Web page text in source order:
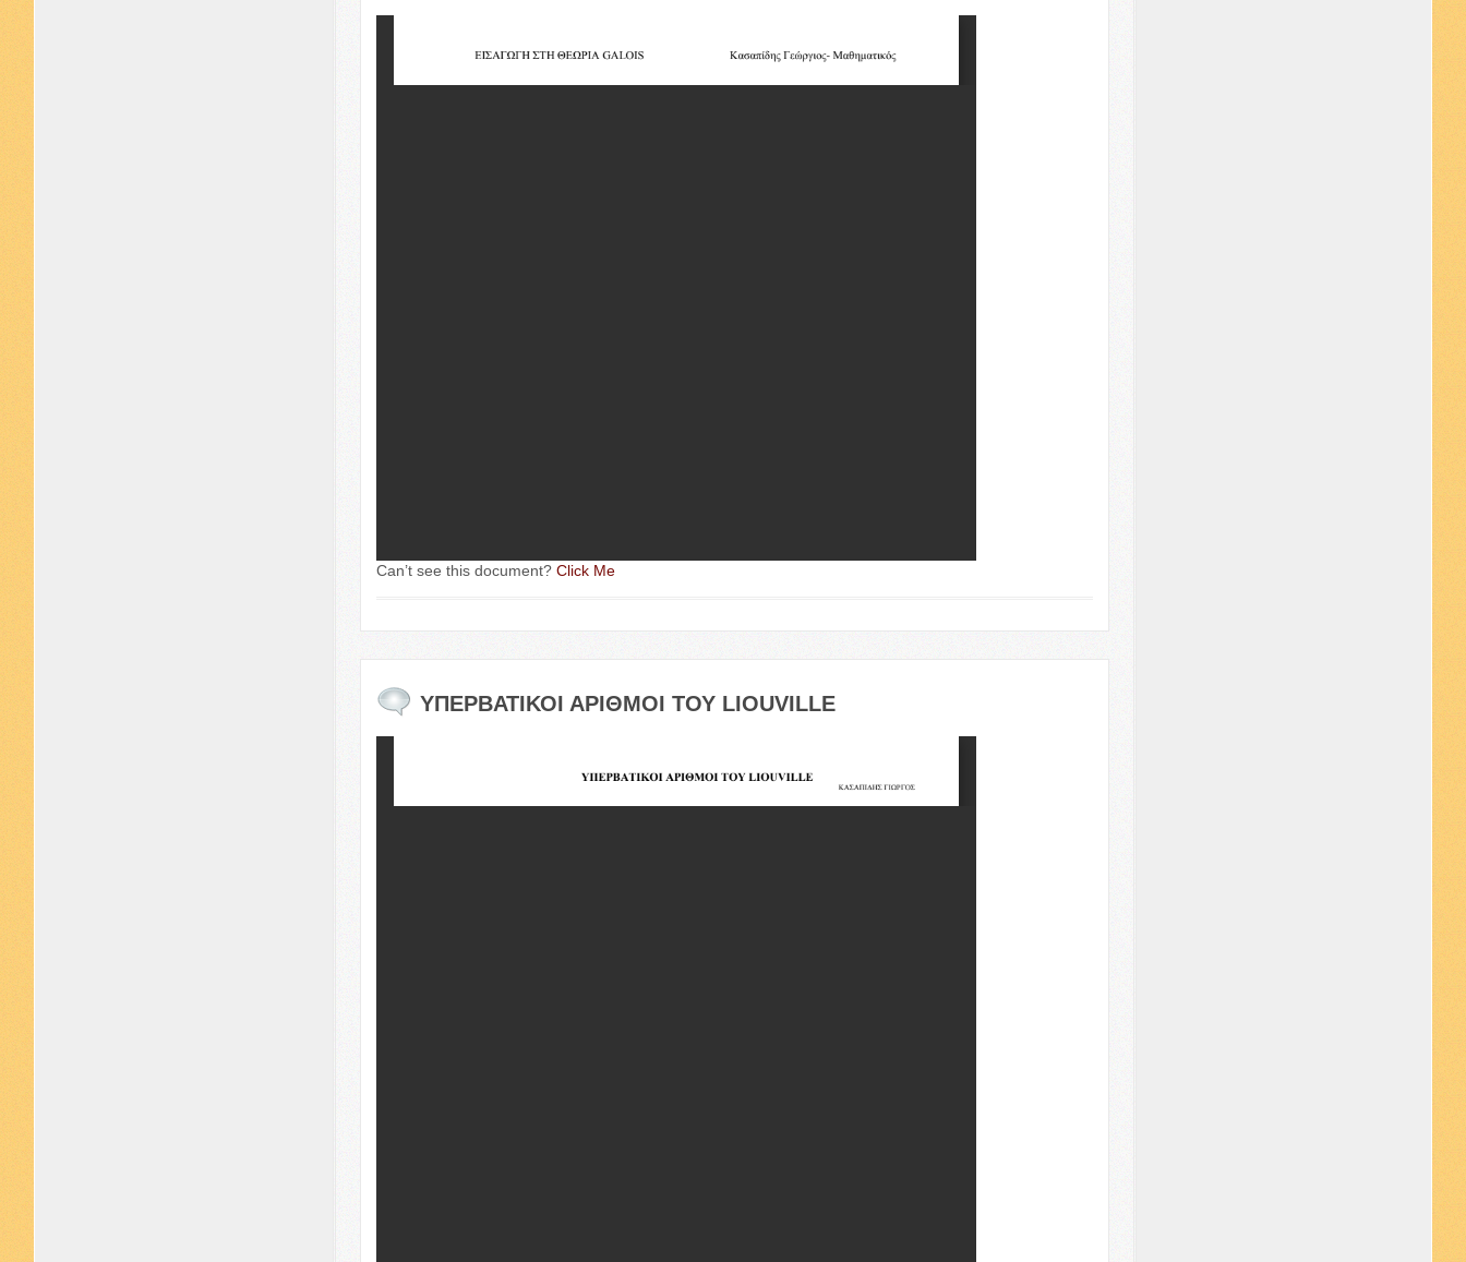
Can’t see this doc­u­ment? Click Me
ΥΠΕΡΒΑΤΙΚΟΙ ΑΡΙΘΜΟΙ ΤΟΥ LIOU­VILLE